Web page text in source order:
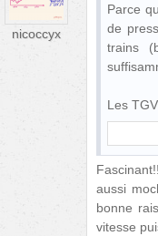
nicoccyx
Parce
de
trains
Les
aussi
bonne
vitesse